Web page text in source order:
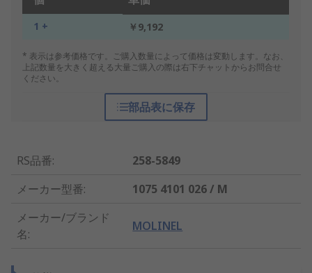
1 + ￥9,192
* 表示は参考価格です。ご購入数量によって価格は変動します。なお、
上記数量を大きく超える大量ご購入の際は右下チャットからお問合せ
ください。
部品表に保存
RS品番:
258-5849
メーカー型番:
1075 4101 026 / M
メーカー/ブランド
名:
MOLINEL